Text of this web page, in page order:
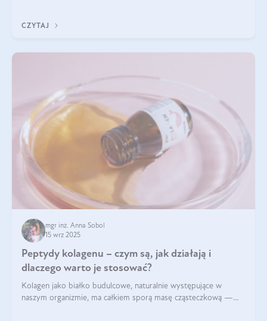
wysokiej jakości suplem
CZYTAJ
mgr inż. Anna Sobol
15 wrz 2025
Peptydy kolagenu – czym są, jak działają i
dlaczego warto je stosować?
Kolagen jako białko budulcowe, naturalnie występujące w
naszym organizmie, ma całkiem sporą masę cząsteczkową —